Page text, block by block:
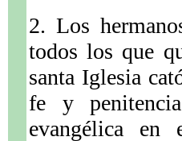
2. Los
todos los que
santa Iglesia
fe y
evangélica